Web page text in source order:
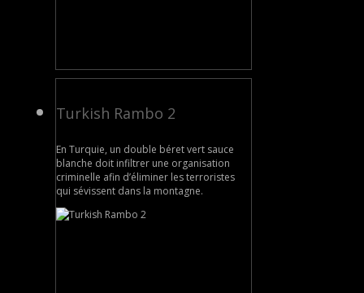
Turkish Rambo 2
En Turquie, un double béret vert sauce
blanche doit infiltrer une organisation
criminelle afin d’éliminer les terroristes
qui sévissent dans la montagne.